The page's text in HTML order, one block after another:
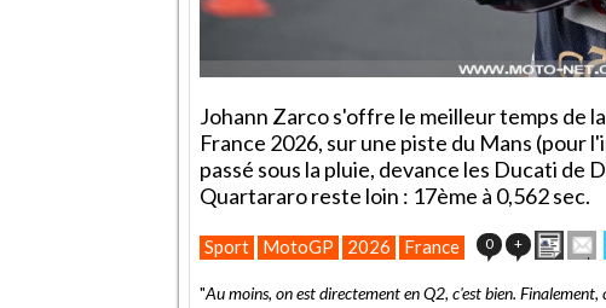
Johann Zarco s'offre le meilleur temps de
France 2026, sur une piste du Mans (pour
passé sous la pluie, devance les Ducati de
Quartararo reste loin : 17ème à 0,562 sec.
Sport MotoGP 2026 France 0 +
cet
à
"Au moins, on est directement en Q2, c'est bien.